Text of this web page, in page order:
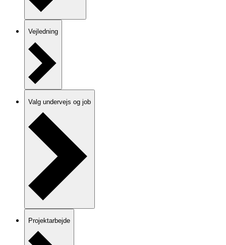
Vejledning
Valg undervejs og job
Projektarbejde